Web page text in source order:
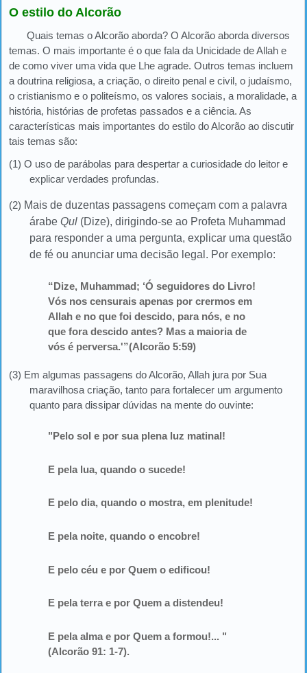
O estilo do Alcorão
Quais temas o Alcorão aborda? O Alcorão aborda diversos
temas. O mais importante é o que fala da Unicidade de Allah e
de como viver uma vida que Lhe agrade. Outros temas incluem
a doutrina religiosa, a criação, o direito penal e civil, o judaísmo,
o cristianismo e o politeísmo, os valores sociais, a moralidade, a
história, histórias de profetas passados e a ciência. As
características mais importantes do estilo do Alcorão ao discutir
tais temas são:
(1) O uso de parábolas para despertar a curiosidade do leitor e
explicar verdades profundas.
(2) Mais de duzentas passagens começam com a palavra
árabeQul (Dize), dirigindo-se ao Profeta Muhammad
para responder a uma pergunta, explicar uma questão
de fé ou anunciar uma decisão legal. Por exemplo:
“Dize, Muhammad; ‘Ó seguidores do Livro!
Vós nos censurais apenas por crermos em
Allah e no que foi descido, para nós, e no
que fora descido antes? Mas a maioria de
vós é perversa.'”(Alcorão 5:59)
(3) Em algumas passagens do Alcorão, Allah jura por Sua
maravilhosa criação, tanto para fortalecer um argumento
quanto para dissipar dúvidas na mente do ouvinte:
"Pelo sol e por sua plena luz matinal!
E pela lua, quando o sucede!
E pelo dia, quando o mostra, em plenitude!
E pela noite, quando o encobre!
E pelo céu e por Quem o edificou!
E pela terra e por Quem a distendeu!
E pela alma e por Quem a formou!... "
(Alcorão 91: 1-7).